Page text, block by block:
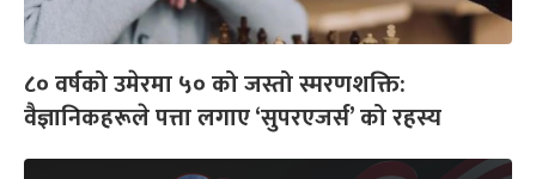
८० वर्षको उमेरमा ५० को जस्तो स्मरणशक्ति:
वैज्ञानिकहरूले पत्ता लगाए ‘सुपरएजर्स’ को रहस्य